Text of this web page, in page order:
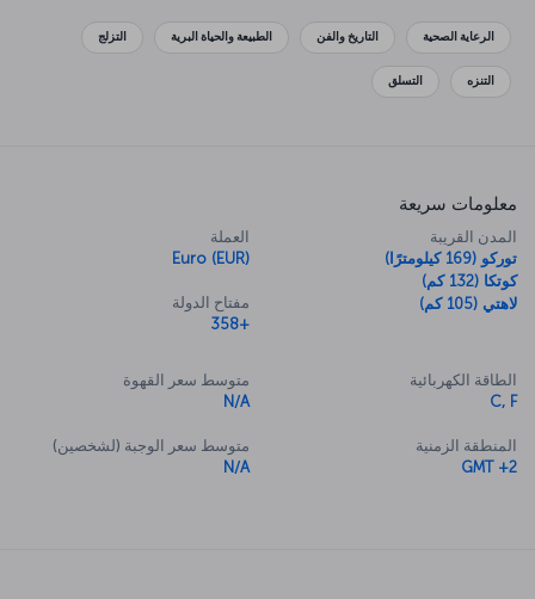
التقليدية التي تشتهر فيها بلدان الشمال.
الرعاية الصحية التاريخ والفن الطبيعة والحياة البرية التزلج
التنزه التسلق
معلومات سريعة
المدن القريبة
توركو (169 كيلومترًا)
كوتكا (132 كم)
لاهتي (105 كم)
العملة
Euro (EUR)
مفتاح الدولة
+358
الطاقة الكهربائية
C, F
المنطقة الزمنية
GMT +2
متوسط سعر القهوة
N/A
متوسط سعر الوجبة (لشخصين)
N/A